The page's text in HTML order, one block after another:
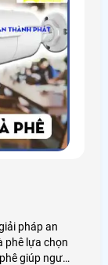
pháp an
phê lựa chọn
giúp người